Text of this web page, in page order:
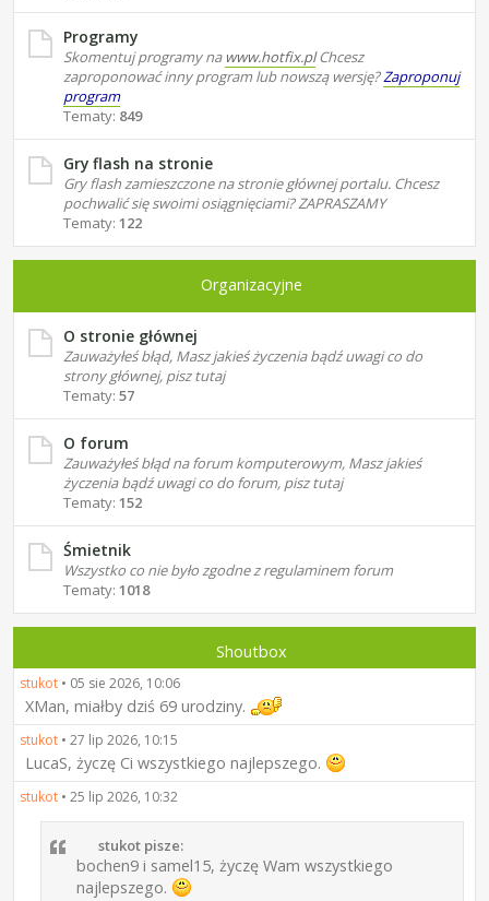
Programy
Skomentuj programy na www.hotfix.plChcesz
zaproponować inny program lub nowszą wersję?Zaproponuj
program
Tematy: 849
Gry flash na stronie
Gry flash zamieszczone na stronie głównej portalu. Chcesz
pochwalić się swoimi osiągnięciami? ZAPRASZAMY
Tematy: 122
Organizacyjne
O stronie głównej
Zauważyłeś błąd, Masz jakieś życzenia bądź uwagi co do
strony głównej, pisz tutaj
Tematy: 57
O forum
Zauważyłeś błąd na forum komputerowym, Masz jakieś
życzenia bądź uwagi co do forum, pisz tutaj
Tematy: 152
Śmietnik
Wszystko co nie było zgodne z regulaminem forum
Tematy: 1018
Shoutbox
stukot • 05 sie 2026, 10:06
XMan, miałby dziś 69 urodziny.
stukot • 27 lip 2026, 10:15
LucaS, życzę Ci wszystkiego najlepszego.
stukot • 25 lip 2026, 10:32
stukot pisze:
bochen9 i samel15, życzę Wam wszystkiego
najlepszego.